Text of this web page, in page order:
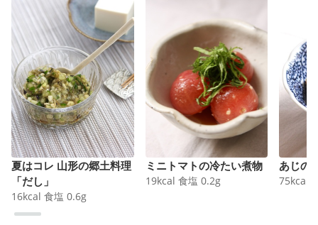
夏はコレ 山形の郷土料理
「だし」
16kcal 食塩 0.6g
ミニトマトの冷たい煮物
19kcal 食塩 0.2g
あじの
75kcal